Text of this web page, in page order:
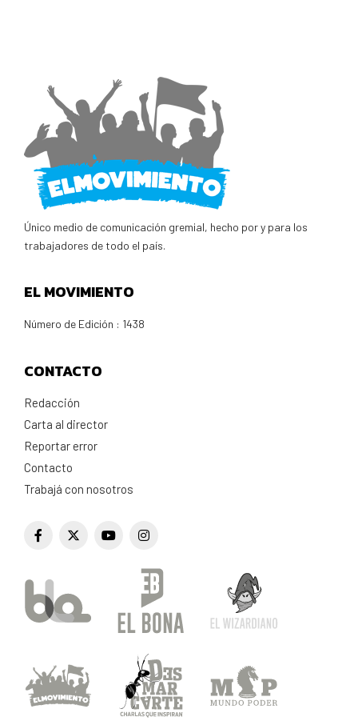
Único medio de comunicación gremial, hecho por y para los
trabajadores de todo el país.
EL MOVIMIENTO
Número de Edición : 1438
CONTACTO
Redacción
Carta al director
Reportar error
Contacto
Trabajá con nosotros